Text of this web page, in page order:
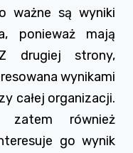
ważne są wyniki
ponieważ mają
drugiej strony,
wynikami
całej organizacji.
zatem również
go wynik